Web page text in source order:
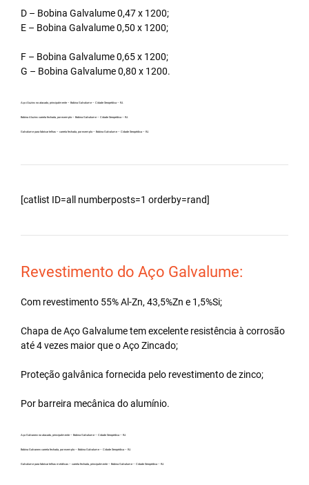
D – Bobina Galvalume 0,47 x 1200;
E – Bobina Galvalume 0,50 x 1200;
F – Bobina Galvalume 0,65 x 1200;
G – Bobina Galvalume 0,80 x 1200.
Aço Aluzinc no atacado, principalmente – Bobina Galvalume – Cidade Seropédica – RJ.
Bobina Aluzinc carreta fechada, por exemplo – Bobina Galvalume – Cidade Seropédica – RJ.
Galvalume para fabricar telhas – carreta fechada, por exemplo – Bobina Galvalume – Cidade Seropédica – RJ.
[catlist ID=all numberposts=1 orderby=rand]
Revestimento do Aço Galvalume:
Com revestimento 55% Al-Zn, 43,5%Zn e 1,5%Si;
Chapa de Aço Galvalume tem excelente resistência à corrosão
até 4 vezes maior que o Aço Zincado;
Proteção galvânica fornecida pelo revestimento de zinco;
Por barreira mecânica do alumínio.
Aço Galvanew no atacado, principalmente – Bobina Galvalume – Cidade Seropédica – RJ.
Bobina Galvanew carreta fechada, por exemplo – Bobina Galvalume – Cidade Seropédica – RJ.
Galvalume para fabricar telhas metálicas – carreta fechada, principalmente – Bobina Galvalume – Cidade Seropédica – RJ.